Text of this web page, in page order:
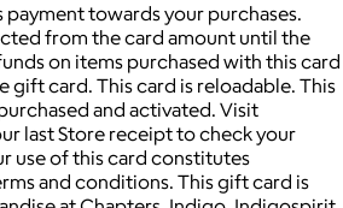
payment towards your purchases.
from the card amount until the
on items purchased with this card
gift card. This card is reloadable. This
and activated. Visit
last Store receipt to check your
use of this card constitutes
and conditions. This gift card is